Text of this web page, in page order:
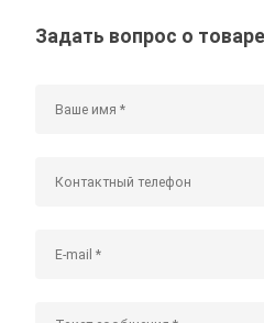
Задать вопрос о товаре